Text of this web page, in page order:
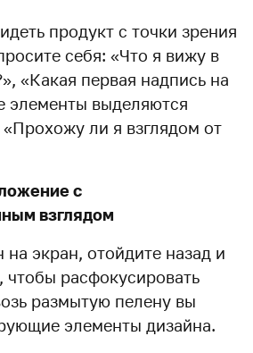
продукт с точки зрения
себя: «Что я вижу в
«Какая первая надпись на
элементы выделяются
«Прохожу ли я взглядом от
с
взглядом
на экран, отойдите назад и
чтобы расфокусировать
размытую пелену вы
элементы дизайна.